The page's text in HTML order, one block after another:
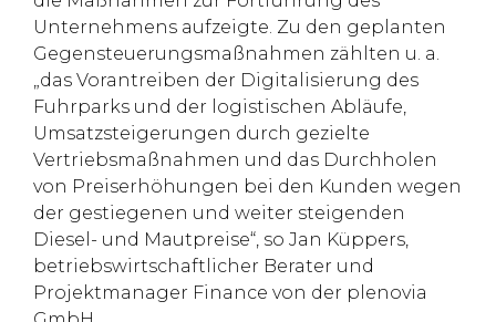
Unternehmens aufzeigte. Zu den geplanten
Gegensteuerungsmaßnahmen zählten u. a.
„das Vorantreiben der Digitalisierung des
Fuhrparks und der logistischen Abläufe,
Umsatzsteigerungen durch gezielte
Vertriebsmaßnahmen und das Durchholen
von Preiserhöhungen bei den Kunden wegen
der gestiegenen und weiter steigenden
Diesel- und Mautpreise“, so Jan Küppers,
betriebswirtschaftlicher Berater und
Projektmanager Finance von der plenovia